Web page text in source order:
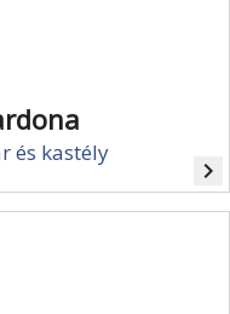
és kastély
navigate_next